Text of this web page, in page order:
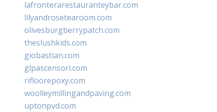
lafronterarestauranteybar.com
lilyandrosetearoom.com
olivesburgberrypatch.com
theslushkids.com
giobastian.com
glpascensori.com
rifloorepoxy.com
woolleymillingandpaving.com
uptonpvd.com